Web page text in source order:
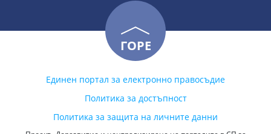
ГОРЕ
Единен портал за електронно правосъдие
Политика за достъпност
Политика за защита на личните данни